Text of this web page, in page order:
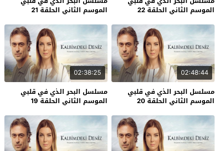
الموسم الثاني الحلقة 22 الموسم الثاني الحلقة 21
02:48:44
مسلسل البحر الذي في قلبي
الموسم الثاني الحلقة 20
02:38:25
مسلسل البحر الذي في قلبي
الموسم الثاني الحلقة 19